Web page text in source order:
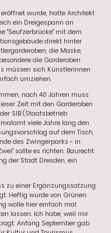
wurde, hatte Architekt
ein Dreigespann an
"Seufzerbrücke" mit dem
direkt hinter
die Maske,
die Garderoben
müssen sich Künstlerinnen
umziehen.
nach 40 Jahren muss
Zeit mit den Garderoben
SIB (Staatsbetrieb
viele Jahre lang den
auf dem Tisch,
des Zwingerparks - in
sollte es richten. Baurecht
der Stadt Dresden, ein
zu einer Ergänzungssatzung
Heftig wurde von Grünen
wolle hier einfach mal
lassen. Ich habe, weil mir
Anfang September gab